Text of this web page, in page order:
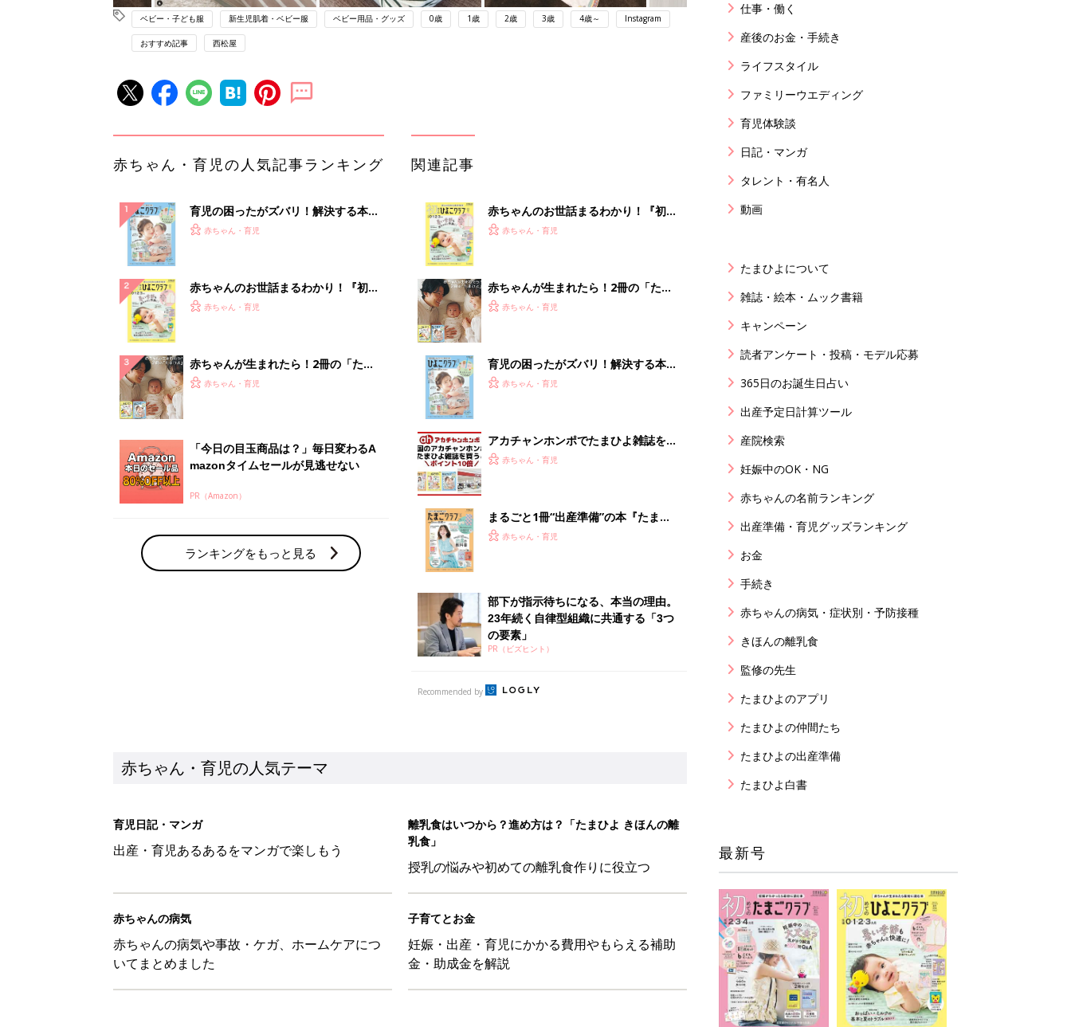
ベビー・子ども服 新生児肌着・ベビー服 ベビー用品・グッズ 0歳 1歳 2歳 3歳 4歳～ Instagram
おすすめ記事 西松屋
赤ちゃん・育児の人気記事ランキング
育児の困ったがズバリ！解決する本
『ひよこクラブ 夏号』 4カ月～2才
赤ちゃん・育児
赤ちゃんのお世話まるわかり！『初め
てのひよこクラブ 夏号』〈巻頭大特
解決テク
赤ちゃん・育児
赤ちゃんが生まれたら！2冊の「たま
ひよ」
赤ちゃん・育児
「今日の目玉商品は？」毎日変わるA
mazonタイムセールが見逃せない
PR（Amazon）
ランキングをもっと見る
関連記事
赤ちゃんのお世話まるわかり！『初め
てのひよこクラブ 夏号』〈巻頭大特
解決テク
赤ちゃん・育児
赤ちゃんが生まれたら！2冊の「たま
ひよ」
赤ちゃん・育児
育児の困ったがズバリ！解決する本
『ひよこクラブ 秋号』 4カ月～2才
赤ちゃん・育児
アカチャンホンポでたまひよ雑誌を買
うとポイント10倍【期間限定】
赤ちゃん・育児
まるごと1冊“出産準備”の本『たまご
クラブ 夏号』〈スペシャル大特集〉
赤ちゃん・育児
部下が指示待ちになる、本当の理由。
23年続く自律型組織に共通する「3つ
の要素」
PR（ビズヒント）
Recommended by
赤ちゃん・育児の人気テーマ
育児日記・マンガ
出産・育児あるあるをマンガで楽しもう
離乳食はいつから？進め方は？「たまひよ きほんの離
乳食」
授乳の悩みや初めての離乳食作りに役立つ
赤ちゃんの病気
赤ちゃんの病気や事故・ケガ、ホームケアにつ
いてまとめました
子育てとお金
妊娠・出産・育児にかかる費用やもらえる補助
金・助成金を解説
仕事・働く
産後のお金・手続き
ライフスタイル
ファミリーウエディング
育児体験談
日記・マンガ
タレント・有名人
動画
たまひよについて
雑誌・絵本・ムック書籍
キャンペーン
読者アンケート・投稿・モデル応募
365日のお誕生日占い
出産予定日計算ツール
産院検索
妊娠中のOK・NG
赤ちゃんの名前ランキング
出産準備・育児グッズランキング
お金
手続き
赤ちゃんの病気・症状別・予防接種
きほんの離乳食
監修の先生
たまひよのアプリ
たまひよの仲間たち
たまひよの出産準備
たまひよ白書
最新号